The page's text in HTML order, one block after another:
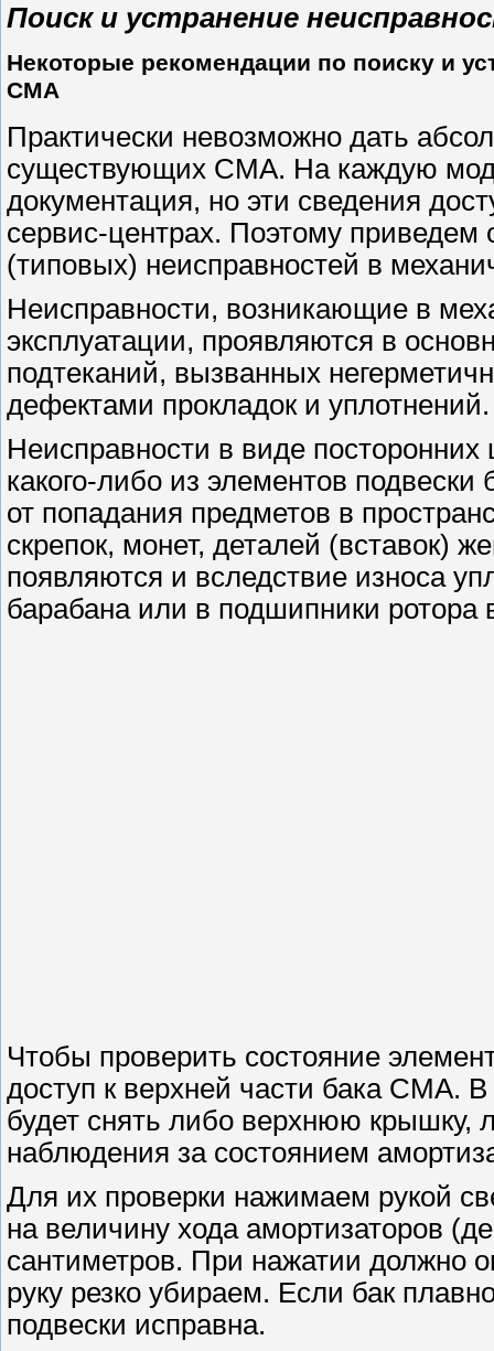
Поиск и устранение
Некоторые рекомендации по поиску и
СМА
Практически невозможно дать
существующих СМА. На каждую
документация, но эти сведения
сервис-центрах. Поэтому
(типовых) неисправностей в
Неисправности, возникающие в
эксплуатации, проявляются в
подтеканий, вызванных
дефектами прокладок и уплотнений.
Неисправности в виде
какого-либо из элементов
от попадания предметов в
скрепок, монет, деталей
появляются и вследствие износа
барабана или в подшипники ротора
Чтобы проверить состояние
доступ к верхней части бака СМА.
будет снять либо верхнюю
наблюдения за состоянием
Для их проверки нажимаем рукой
на величину хода амортизаторов
сантиметров. При нажатии должно
руку резко убираем. Если бак
подвески исправна.